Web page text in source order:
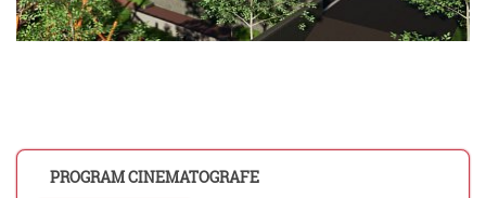
PROGRAM CINEMATOGRAFE